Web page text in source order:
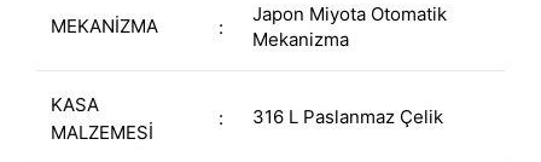
MEKANİZMA :
Japon Miyota Otomatik
Mekanizma
KASA
MALZEMESİ
: 316 L Paslanmaz Çelik